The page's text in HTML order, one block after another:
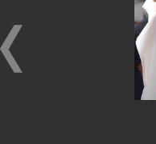
ЭЛЕКТРОННЫЕ
СКЛАД.
Семинар с КГД и